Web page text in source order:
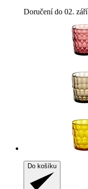
Doručení do 02. září
Do košíku